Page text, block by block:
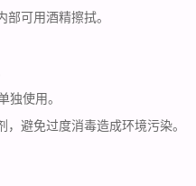
可用酒精擦拭。
使用。
，避免过度消毒造成环境污染。